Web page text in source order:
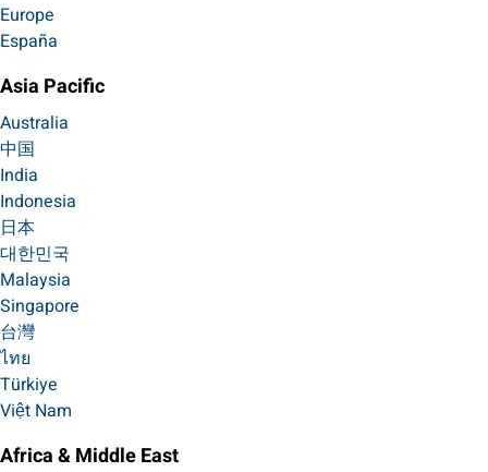
Europe
España
Asia Pacific
Australia
中国
India
Indonesia
日本
대한민국
Malaysia
Singapore
台灣
ไทย
Türkiye
Việt Nam
Africa & Middle East